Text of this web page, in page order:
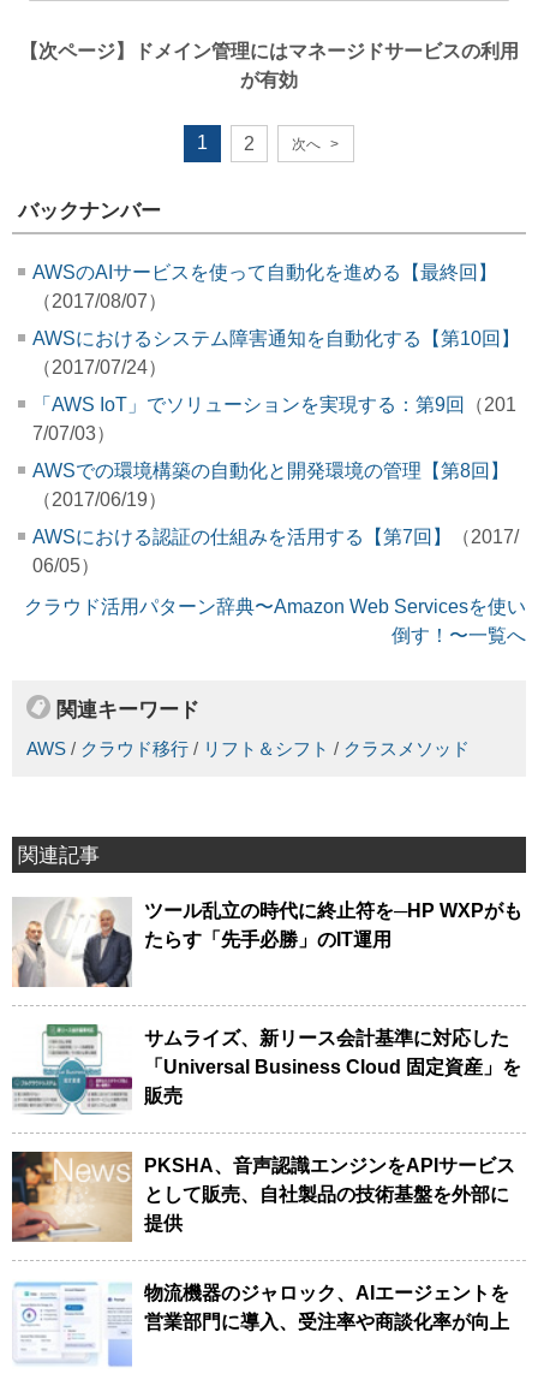
【次ページ】
ドメイン管理にはマネージドサービスの利用
が有効
1 2 次へ >
バックナンバー
AWSのAIサービスを使って自動化を進める【最終回】
（2017/08/07）
AWSにおけるシステム障害通知を自動化する【第10回】
（2017/07/24）
「AWS IoT」でソリューションを実現する：第9回
（201
7/07/03）
AWSでの環境構築の自動化と開発環境の管理【第8回】
（2017/06/19）
AWSにおける認証の仕組みを活用する【第7回】
（2017/
06/05）
クラウド活用パターン辞典〜Amazon Web Servicesを使い
倒す！〜一覧へ
関連キーワード
AWS / クラウド移行 / リフト＆シフト / クラスメソッド
関連記事
ツール乱立の時代に終止符を─HP WXPがも
たらす「先手必勝」のIT運用
サムライズ、新リース会計基準に対応した
「Universal Business Cloud 固定資産」を
販売
PKSHA、音声認識エンジンをAPIサービス
として販売、自社製品の技術基盤を外部に
提供
物流機器のジャロック、AIエージェントを
営業部門に導入、受注率や商談化率が向上